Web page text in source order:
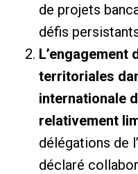
de projets
défis
territoriales
internationale
relativement
délégations de
déclaré